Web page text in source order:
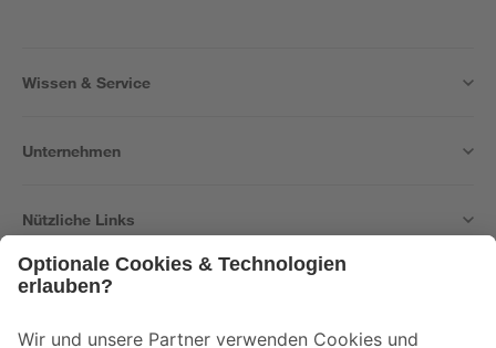
Wissen & Service
Unternehmen
Nützliche Links
Der toom Newsletter: Keine Angebote und Aktionen mehr verpassen!